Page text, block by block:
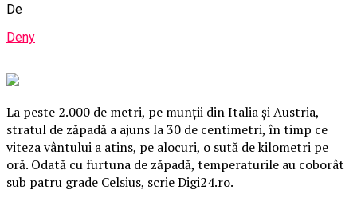
De
Deny
La peste 2.000 de metri, pe munţii din Italia şi Austria,
stratul de zăpadă a ajuns la 30 de centimetri, în timp ce
viteza vântului a atins, pe alocuri, o sută de kilometri pe
oră. Odată cu furtuna de zăpadă, temperaturile au coborât
sub patru grade Celsius, scrie Digi24.ro.